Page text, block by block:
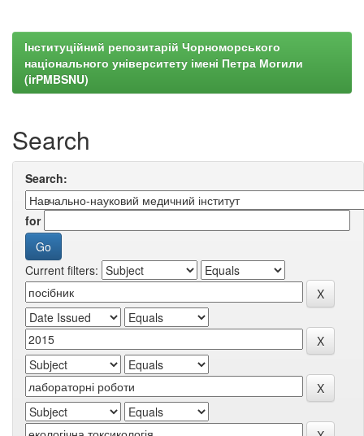
Інституційний репозитарій Чорноморського
національного університету імені Петра Могили
(irPMBSNU)
Search
Search:
for
Current filters: